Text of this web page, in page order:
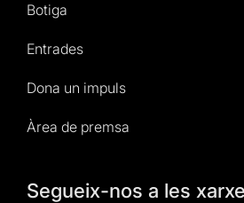
Botiga
Entrades
Dona un impuls
Àrea de premsa
Segueix-nos a les